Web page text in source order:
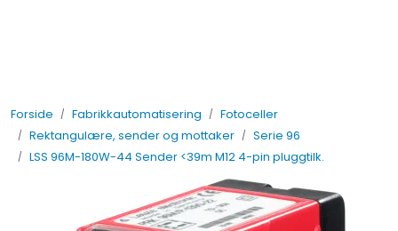
Forside Fabrikkautomatisering
Fotoceller
Rektangulære, sender og mottaker
Serie 96
LSS 96M-180W-44 Sender <39m M12 4-pin pluggtilk.
Fabrikkautomatisering
Kontakt oss